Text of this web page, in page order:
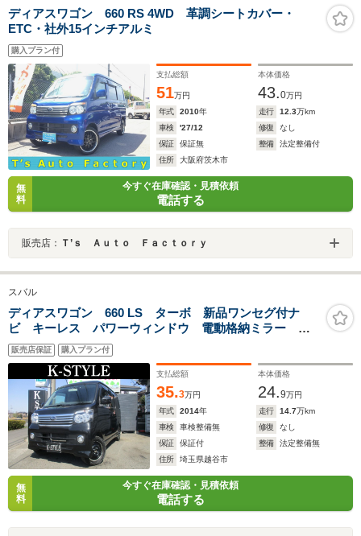
ディアスワゴン 660 RS 4WD 革調シートカバー・
ETC・社外15インチアルミ
購入プラン付
支払総額
51万円
本体価格
43.0万円
年式
2010年 走行 12.3万km
車検
'27/12 修復
なし
保証
保証無 整備
法定整備付
住所
大阪府茨木市
無
料
今すぐ在庫確認・見積依頼
電話する
販売店： Ｔ’ｓ Ａｕｔｏ Ｆａｃｔｏｒｙ
スバル
ディアスワゴン 660 LS ターボ 新品ワンセグ付ナ
ビ キーレス パワーウィンドウ 電動格納ミラー 純
正オーディオ オーバーヘッドシェルフ チェーンベル
ト
販売店保証 購入プラン付
支払総額
35.3万円
本体価格
24.9万円
年式
2014年 走行 14.7万km
車検
車検整備無 修復
なし
保証
保証付 整備
法定整備無
住所
埼玉県越谷市
無
料
今すぐ在庫確認・見積依頼
電話する